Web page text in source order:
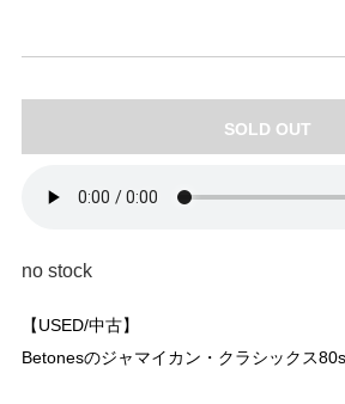
SOLD OUT
no stock
【USED/中古】
Betonesのジャマイカン・クラシックス